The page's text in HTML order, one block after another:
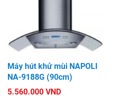
Máy hút khử mùi NAPOLI
NA-9188G (90cm)
5.560.000 VND